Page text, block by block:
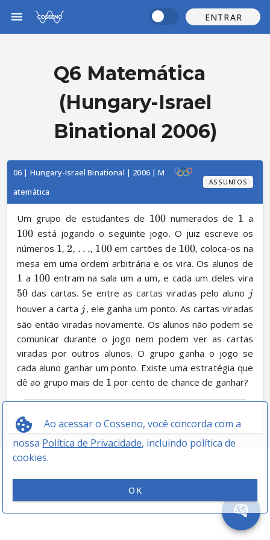
ENTRAR
Ao acessar o Cosseno, você concorda com a
nossa Política de Privacidade, incluindo política de
cookies.
OK
Q6 Matemática
(Hungary-Israel
Binational 2006)
06 | Hungary-Israel Binational | 2006 | M
atemática
ASSUNTOS
Um grupo de estudantes de 100 numerados de 1 a
100 está jogando o seguinte jogo. O juiz escreve os
números 1, 2, …, 100 em cartões de 100, coloca-os na
mesa em uma ordem arbitrária e os vira. Os alunos de
1 a 100 entram na sala um a um, e cada um deles vira
50 das cartas. Se entre as cartas viradas pelo aluno j
houver a carta j, ele ganha um ponto. As cartas viradas
são então viradas novamente. Os alunos não podem se
comunicar durante o jogo nem podem ver as cartas
viradas por outros alunos. O grupo ganha o jogo se
cada aluno ganhar um ponto. Existe uma estratégia que
dê ao grupo mais de 1 por cento de chance de ganhar?